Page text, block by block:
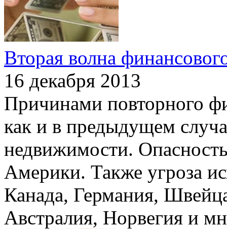
Вторая волна
16 декабря 2013
Причинами повторного
как и в предыдущем
недвижимости.
Америки. Также угроза
Канада, Германия,
Австралия, Норвегия и